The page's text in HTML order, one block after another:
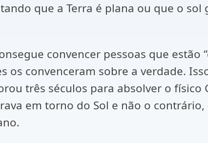
que a Terra é plana ou que o
convencer pessoas que estão
os convenceram sobre a verdade.
três séculos para absolver o físico
em torno do Sol e não o